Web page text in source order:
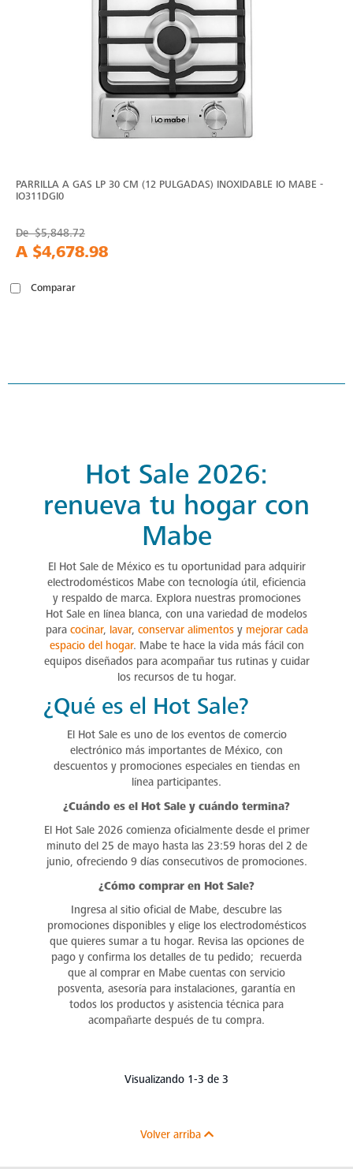
PARRILLA A GAS LP 30 CM (12 PULGADAS) INOXIDABLE IO MABE -
IO311DGI0
De$5,848.72
A $4,678.98
Comparar
Hot Sale 2026:
renueva tu hogar con
Mabe
El Hot Sale de México es tu oportunidad para adquirir
electrodomésticos Mabe con tecnología útil, eficiencia
y respaldo de marca. Explora nuestras promociones
Hot Sale en línea blanca, con una variedad de modelos
para cocinar, lavar, conservar alimentosy mejorar cada
espacio del hogar. Mabe te hace la vida más fácil con
equipos diseñados para acompañar tus rutinas y cuidar
los recursos de tu hogar.
¿Qué es el Hot Sale?
El Hot Sale es uno de los eventos de comercio
electrónico más importantes de México, con
descuentos y promociones especiales en tiendas en
línea participantes.
¿Cuándo es el Hot Sale y cuándo termina?
El Hot Sale 2026 comienza oficialmente desde el primer
minuto del 25 de mayo hasta las 23:59 horas del 2 de
junio, ofreciendo 9 días consecutivos de promociones.
¿Cómo comprar en Hot Sale?
Ingresa al sitio oficial de Mabe, descubre las
promociones disponibles y elige los electrodomésticos
que quieres sumar a tu hogar. Revisa las opciones de
pago y confirma los detalles de tu pedido; recuerda
que al comprar en Mabe cuentas con servicio
posventa, asesoría para instalaciones, garantía en
todos los productos y asistencia técnica para
acompañarte después de tu compra.
Visualizando 1-3 de 3
Volver arriba